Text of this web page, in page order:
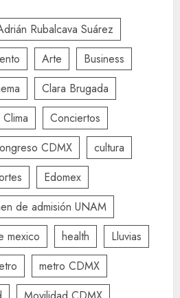
Rubalcava Suárez
Arte
Business
Clara Brugada
Clima
Conciertos
CDMX
cultura
Edomex
de admisión UNAM
mexico health
Lluvias
metro CDMX